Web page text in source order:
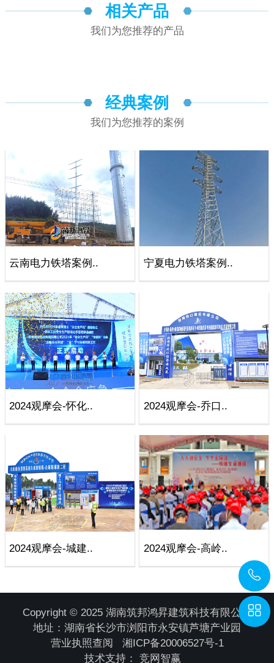
相关产品
我们为您推荐的产品
经典案例
我们为您推荐的案例
云南电力铁塔案例.. 宁夏电力铁塔案例..
2024观摩会-怀化.. 2024观摩会-乔口..
2024观摩会-城建.. 2024观摩会-高岭..
Copyright © 2025 湖南筑邦鸿昇建筑科技有限公司
地址：湖南省长沙市浏阳市永安镇芦塘产业园
营业执照查阅
湘ICP备20006527号-1
技术支持： 竞网智赢